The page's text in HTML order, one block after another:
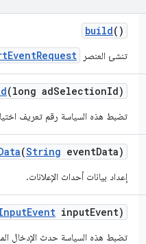
build()
تنشئ العنصر
(long adSelectionId)
تضبط هذه السياسة رقم تعريف
(String eventData)
إعداد بيانات أحداث الإعلانات.
Event inputEvent)
تضبط هذه السياسة حدث الإدخال